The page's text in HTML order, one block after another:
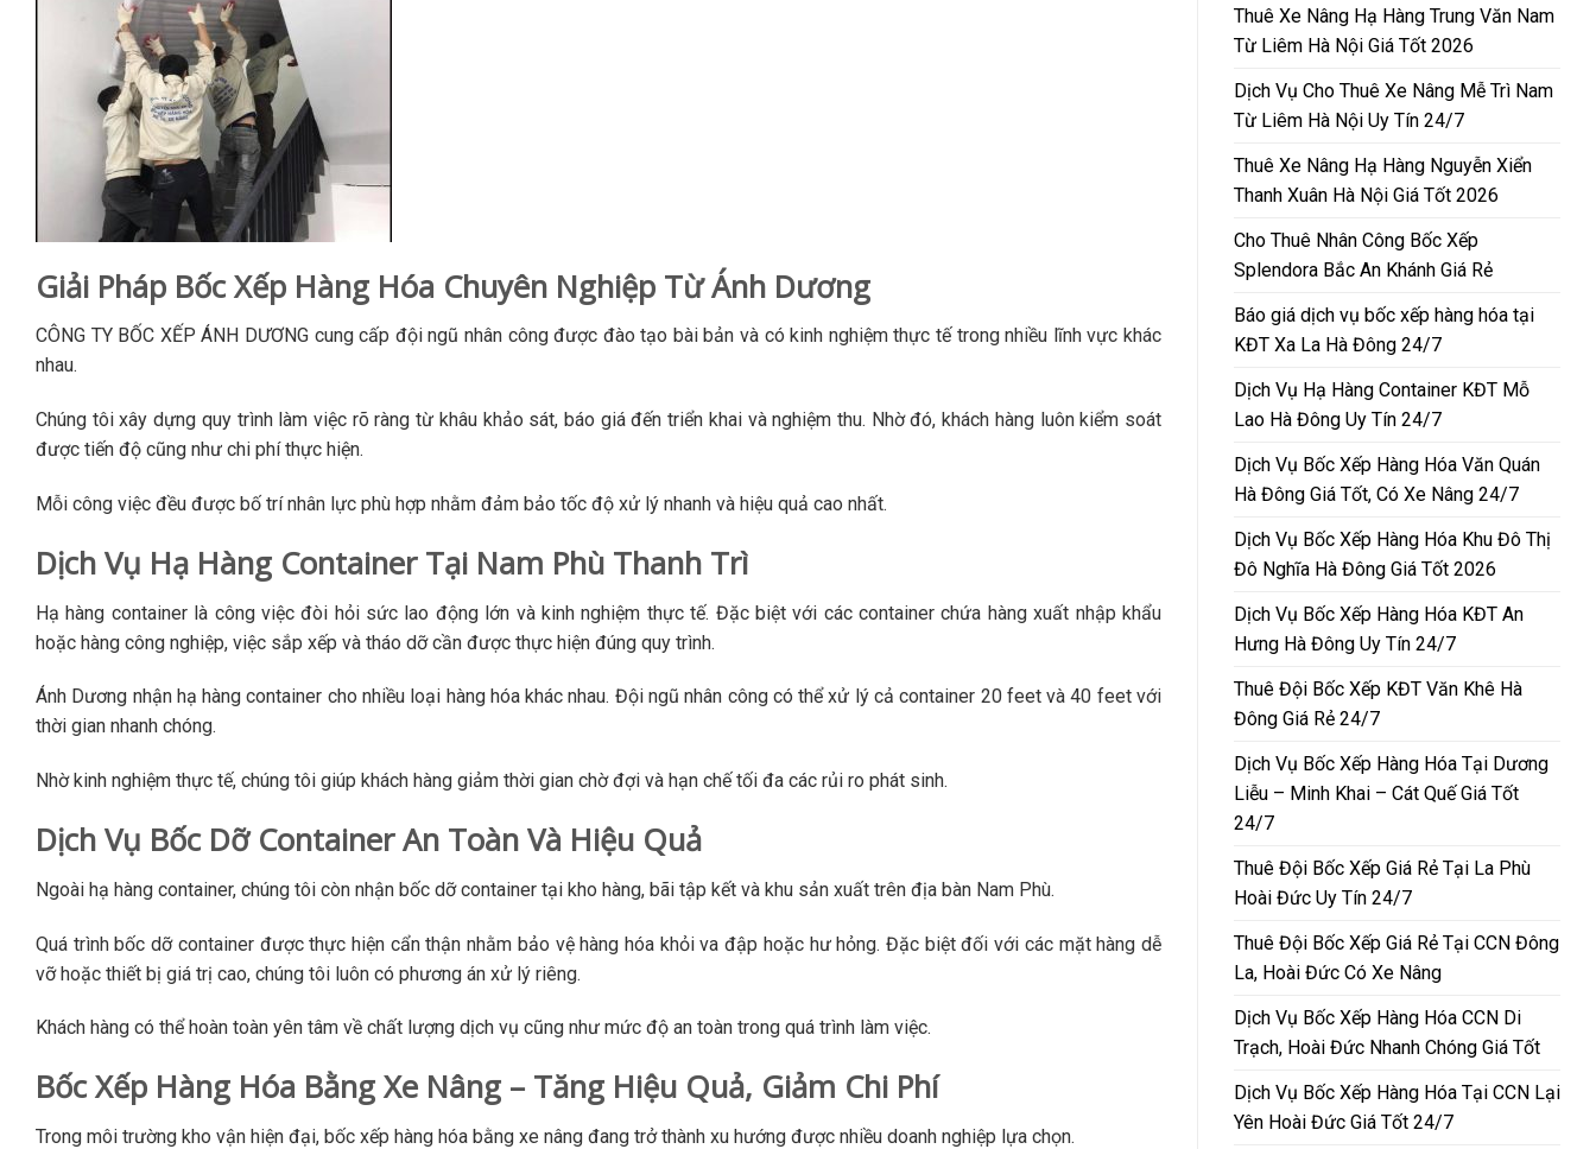
Giải Pháp Bốc Xếp Hàng Hóa Chuyên Nghiệp Từ Ánh Dương
CÔNG TY BỐC XẾP ÁNH DƯƠNG cung cấp đội ngũ nhân công được đào tạo bài bản và có kinh nghiệm thực tế trong nhiều lĩnh vực khác
nhau.
Chúng tôi xây dựng quy trình làm việc rõ ràng từ khâu khảo sát, báo giá đến triển khai và nghiệm thu. Nhờ đó, khách hàng luôn kiểm soát
được tiến độ cũng như chi phí thực hiện.
Mỗi công việc đều được bố trí nhân lực phù hợp nhằm đảm bảo tốc độ xử lý nhanh và hiệu quả cao nhất.
Dịch Vụ Hạ Hàng Container Tại Nam Phù Thanh Trì
Hạ hàng container là công việc đòi hỏi sức lao động lớn và kinh nghiệm thực tế. Đặc biệt với các container chứa hàng xuất nhập khẩu
hoặc hàng công nghiệp, việc sắp xếp và tháo dỡ cần được thực hiện đúng quy trình.
Ánh Dương nhận hạ hàng container cho nhiều loại hàng hóa khác nhau. Đội ngũ nhân công có thể xử lý cả container 20 feet và 40 feet với
thời gian nhanh chóng.
Nhờ kinh nghiệm thực tế, chúng tôi giúp khách hàng giảm thời gian chờ đợi và hạn chế tối đa các rủi ro phát sinh.
Dịch Vụ Bốc Dỡ Container An Toàn Và Hiệu Quả
Ngoài hạ hàng container, chúng tôi còn nhận bốc dỡ container tại kho hàng, bãi tập kết và khu sản xuất trên địa bàn Nam Phù.
Quá trình bốc dỡ container được thực hiện cẩn thận nhằm bảo vệ hàng hóa khỏi va đập hoặc hư hỏng. Đặc biệt đối với các mặt hàng dễ
vỡ hoặc thiết bị giá trị cao, chúng tôi luôn có phương án xử lý riêng.
Khách hàng có thể hoàn toàn yên tâm về chất lượng dịch vụ cũng như mức độ an toàn trong quá trình làm việc.
Bốc Xếp Hàng Hóa Bằng Xe Nâng – Tăng Hiệu Quả, Giảm Chi Phí
Trong môi trường kho vận hiện đại, bốc xếp hàng hóa bằng xe nâng đang trở thành xu hướng được nhiều doanh nghiệp lựa chọn.
Thuê Xe Nâng Hạ Hàng Trung Văn Nam
Từ Liêm Hà Nội Giá Tốt 2026
Dịch Vụ Cho Thuê Xe Nâng Mễ Trì Nam
Từ Liêm Hà Nội Uy Tín 24/7
Thuê Xe Nâng Hạ Hàng Nguyễn Xiển
Thanh Xuân Hà Nội Giá Tốt 2026
Cho Thuê Nhân Công Bốc Xếp
Splendora Bắc An Khánh Giá Rẻ
Báo giá dịch vụ bốc xếp hàng hóa tại
KĐT Xa La Hà Đông 24/7
Dịch Vụ Hạ Hàng Container KĐT Mỗ
Lao Hà Đông Uy Tín 24/7
Dịch Vụ Bốc Xếp Hàng Hóa Văn Quán
Hà Đông Giá Tốt, Có Xe Nâng 24/7
Dịch Vụ Bốc Xếp Hàng Hóa Khu Đô Thị
Đô Nghĩa Hà Đông Giá Tốt 2026
Dịch Vụ Bốc Xếp Hàng Hóa KĐT An
Hưng Hà Đông Uy Tín 24/7
Thuê Đội Bốc Xếp KĐT Văn Khê Hà
Đông Giá Rẻ 24/7
Dịch Vụ Bốc Xếp Hàng Hóa Tại Dương
Liễu – Minh Khai – Cát Quế Giá Tốt
24/7
Thuê Đội Bốc Xếp Giá Rẻ Tại La Phù
Hoài Đức Uy Tín 24/7
Thuê Đội Bốc Xếp Giá Rẻ Tại CCN Đông
La, Hoài Đức Có Xe Nâng
Dịch Vụ Bốc Xếp Hàng Hóa CCN Di
Trạch, Hoài Đức Nhanh Chóng Giá Tốt
Dịch Vụ Bốc Xếp Hàng Hóa Tại CCN Lại
Yên Hoài Đức Giá Tốt 24/7